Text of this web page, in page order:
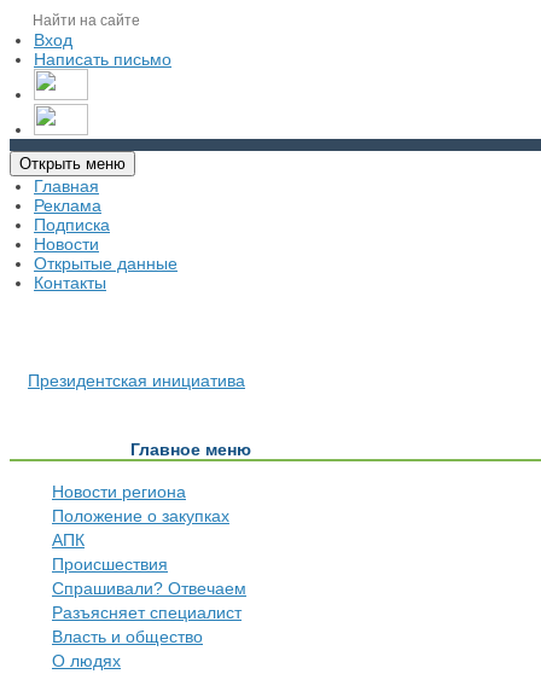
Вход
Написать письмо
Открыть меню
Главная
Реклама
Подписка
Новости
Открытые данные
Контакты
Президентская инициатива
Главное меню
Новости региона
Положение о закупках
АПК
Происшествия
Спрашивали? Отвечаем
Разъясняет специалист
Власть и общество
О людях